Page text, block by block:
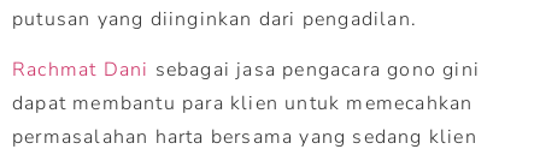
putusan yang diinginkan dari pengadilan.
Rachmat Dani sebagai jasa pengacara gono gini
dapat membantu para klien untuk memecahkan
permasalahan harta bersama yang sedang klien